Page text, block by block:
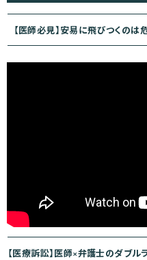
ビ
ゲ
ー
【医師必見】安易に飛びつくの
【医療訴訟】医師×弁護士のダブル